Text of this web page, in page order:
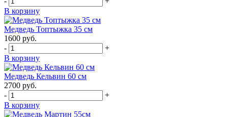
В корзину
Медведь Топтыжка 35 см
1600 руб.
-
+
В корзину
Медведь Кельвин 60 см
2700 руб.
-
+
В корзину